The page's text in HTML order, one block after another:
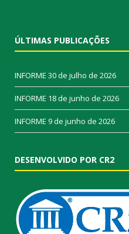
ÚLTIMAS PUBLICAÇÕES
INFORME 30 de julho de 2026
INFORME 18 de junho de 2026
INFORME 9 de junho de 2026
DESENVOLVIDO POR CR2